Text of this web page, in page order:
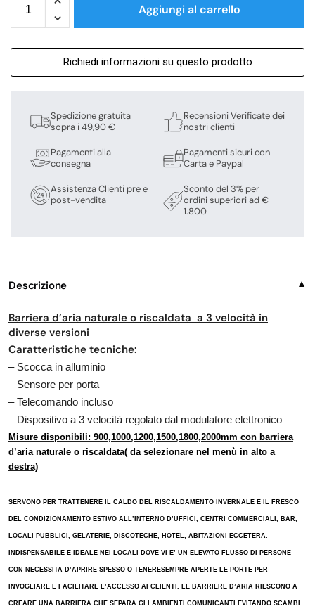
Aggiungi al carrello
Richiedi informazioni su questo prodotto
Spedizione gratuita
sopra i 49,90 €
Pagamenti alla
consegna
Assistenza Clienti pre e
post-vendita
Recensioni Verificate dei
nostri clienti
Pagamenti sicuri con
Carta e Paypal
Sconto del 3% per
ordini superiori ad €
1.800
Descrizione ▼
Barriera d’aria naturale o riscaldata a 3 velocità in
diverse versioni
Caratteristiche tecniche:
– Scocca in alluminio
– Sensore per porta
– Telecomando incluso
– Dispositivo a 3 velocità regolato dal modulatore elettronico
Misure disponibili: 900,1000,1200,1500,1800,2000mm con barriera
d’aria naturale o riscaldata( da selezionare nel menù in alto a
destra)
SERVONO PER TRATTENERE IL CALDO DEL RISCALDAMENTO INVERNALE E IL FRESCO
DEL CONDIZIONAMENTO ESTIVO ALL’INTERNO D’UFFICI, CENTRI COMMERCIALI, BAR,
LOCALI PUBBLICI, GELATERIE, DISCOTECHE, HOTEL, ABITAZIONI ECCETERA.
INDISPENSABILE E IDEALE NEI LOCALI DOVE VI E’ UN ELEVATO FLUSSO DI PERSONE
CON NECESSITA D’APRIRE SPESSO O TENERESEMPRE APERTE LE PORTE PER
INVOGLIARE E FACILITARE L’ACCESSO AI CLIENTI. LE BARRIERE D’ARIA RIESCONO A
CREARE UNA BARRIERA CHE SEPARA GLI AMBIENTI COMUNICANTI EVITANDO SCAMBI